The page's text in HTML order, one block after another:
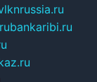
bankaribi.ru